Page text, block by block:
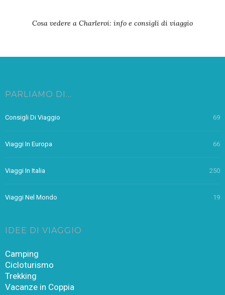
Cosa vedere a Charleroi: info e consigli di viaggio
PARLIAMO DI…
Consigli Di Viaggio 69
Viaggi In Europa 66
Viaggi In Italia 250
Viaggi Nel Mondo 19
IDEE DI VIAGGIO
Camping
Cicloturismo
Trekking
Vacanze in Coppia